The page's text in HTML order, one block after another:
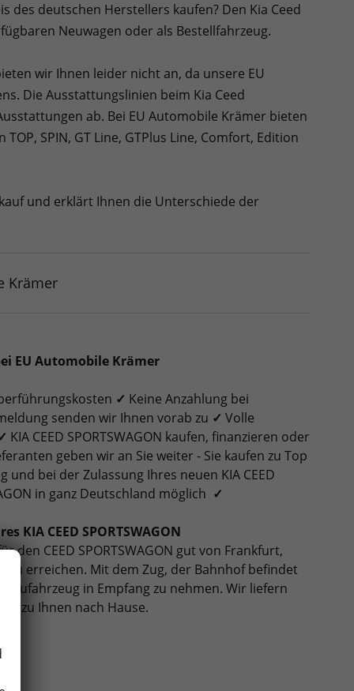
des deutschen Herstellers kaufen? Den Kia Ceed
Neuwagen oder als Bestellfahrzeug.
wir Ihnen leider nicht an, da unsere EU
Die Ausstattungslinien beim Kia Ceed
ab. Bei EU Automobile Krämer bieten
SPIN, GT Line, GTPlus Line, Comfort, Edition
und erklärt Ihnen die Unterschiede der
Krämer
EU Automobile Krämer
✓ Keine Anzahlung bei
senden wir Ihnen vorab zu ✓ Volle
KIA CEED SPORTSWAGON kaufen, finanzieren oder
geben wir an Sie weiter - Sie kaufen zu Top
bei der Zulassung Ihres neuen KIA CEED
in ganz Deutschland möglich ✓
CEED SPORTSWAGON
den CEED SPORTSWAGON gut von Frankfurt,
erreichen. Mit dem Zug, der Bahnhof befindet
in Empfang zu nehmen. Wir liefern
zu Ihnen nach Hause.